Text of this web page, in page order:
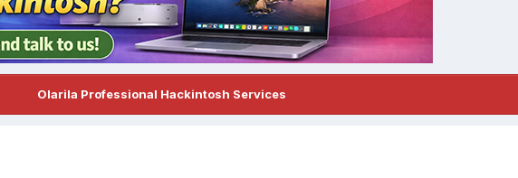
Olarila Professional Hackintosh Services